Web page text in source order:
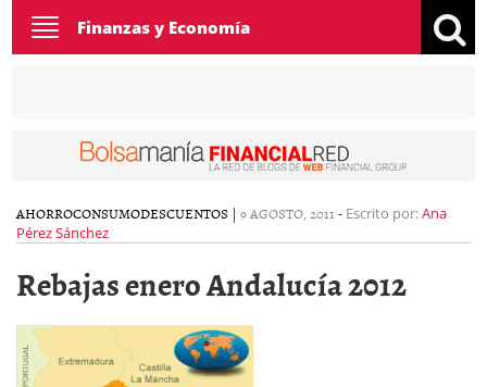
Toggle
navigation
Finanzas y Economía
AHORROCONSUMODESCUENTOS | 9 AGOSTO, 2011 - Escrito por:Ana
Pérez Sánchez
Rebajas enero Andalucía 2012